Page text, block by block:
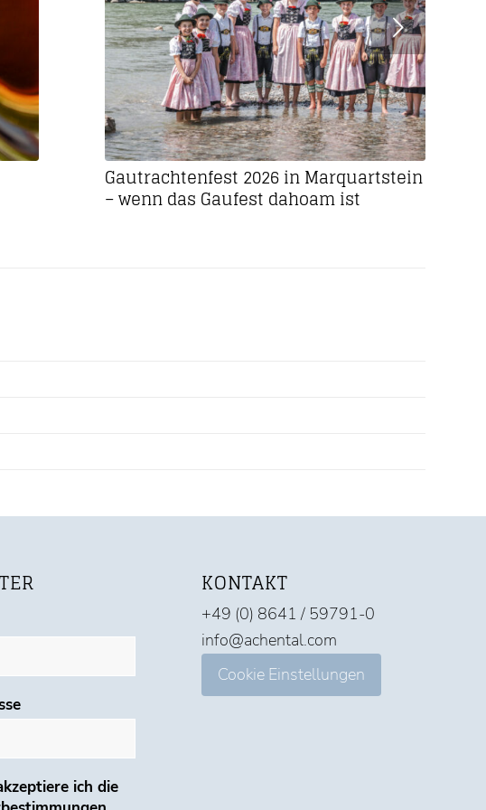
Gautrachtenfest 2026 in Marquartstein
– wenn das Gaufest dahoam ist
Weiter
ich die
KONTAKT
+49 (0) 8641 / 59791-0
info@achental.com
Cookie Einstellungen